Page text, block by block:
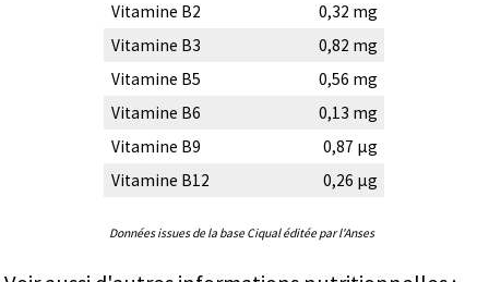
Vitamine B2
0,32 mg
Vitamine B3
0,82 mg
Vitamine B5
0,56 mg
Vitamine B6
0,13 mg
Vitamine B9
0,87 µg
Vitamine B12
0,26 µg
Données issues de la base Ciqual éditée par l'Anses